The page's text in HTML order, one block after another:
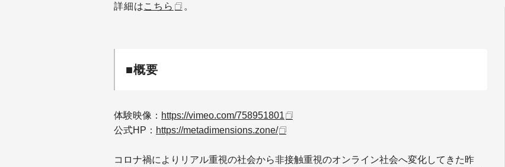
詳細はこちら 。
■概要
体験映像： https://vimeo.com/758951801
公式HP： https://metadimensions.zone/
コロナ禍によりリアル重視の社会から非接触重視のオンライン社会へ変化してきた昨